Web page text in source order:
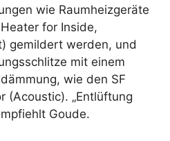
wie Raumheizgeräte
for Inside,
gemildert werden, und
mit einem
wie den SF
(Acoustic). „Entlüftung
Goude.